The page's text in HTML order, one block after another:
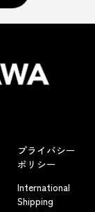
プライバシー
ポリシー
International
Shipping